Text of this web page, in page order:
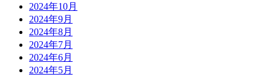
2024年10月
2024年9月
2024年8月
2024年7月
2024年6月
2024年5月